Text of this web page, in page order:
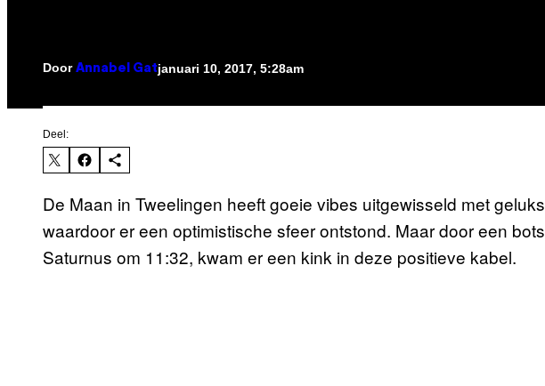
Door Annabel Gatjanuari 10, 2017, 5:28am
Deel:
De Maan in Tweelingen heeft goeie vibes uitgewisseld met
waardoor er een optimistische sfeer ontstond. Maar door een
Saturnus om 11:32, kwam er een kink in deze positieve kabel.